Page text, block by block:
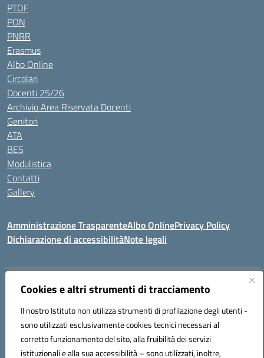
Cookies e altri strumenti di tracciamento
Il nostro Istituto non utilizza strumenti di profilazione degli utenti -
sono utilizzati esclusivamente cookies tecnici necessari al
corretto funzionamento del sito, alla fruibilità dei servizi
istituzionali e alla sua accessibilità – sono utilizzati, inoltre,
PTOF
PON
PNRR
Erasmus
Albo Online
Circolari
Docenti 25/26
Archivio Area Riservata Docenti
Genitori
ATA
BES
Modulistica
Contatti
Gallery
Amministrazione TrasparenteAlbo OnlinePrivacy Policy
Dichiarazione di accessibilitàNote legali
Indirizzo:Via Coniugi Crigna – Cap. 89861 – Tropea (VV)
Posta elettronica certificata (PEC):vvic82200d@pec.istruzione.it
Codice fiscale: 96012410799
Codice meccanografico:VVIC82200D